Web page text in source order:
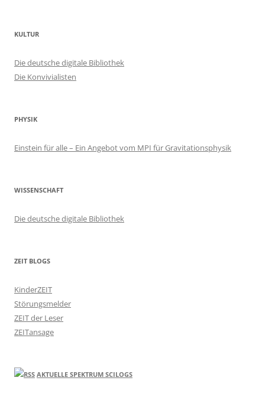
KULTUR
Die deutsche digitale Bibliothek
Die Konvivialisten
PHYSIK
Einstein für alle – Ein Angebot vom MPI für Gravitationsphysik
WISSENSCHAFT
Die deutsche digitale Bibliothek
ZEIT BLOGS
KinderZEIT
Störungsmelder
ZEIT der Leser
ZEITansage
AKTUELLE SPEKTRUM SCILOGS